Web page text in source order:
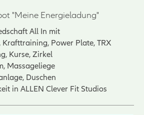
"Meine Energieladung"
All In mit
Power Plate, TRX
Kurse, Zirkel
Massageliege
Duschen
in ALLEN Clever Fit Studios